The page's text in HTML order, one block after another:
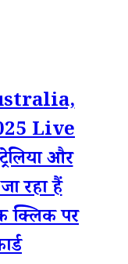
Live
और
रहा हैं
क्लिक पर